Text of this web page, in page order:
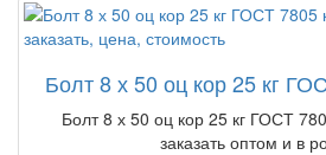
Болт 8 х 50 оц кор 25 кг
Болт 8 х 50 оц кор 25 кг ГОСТ
заказать оптом и в